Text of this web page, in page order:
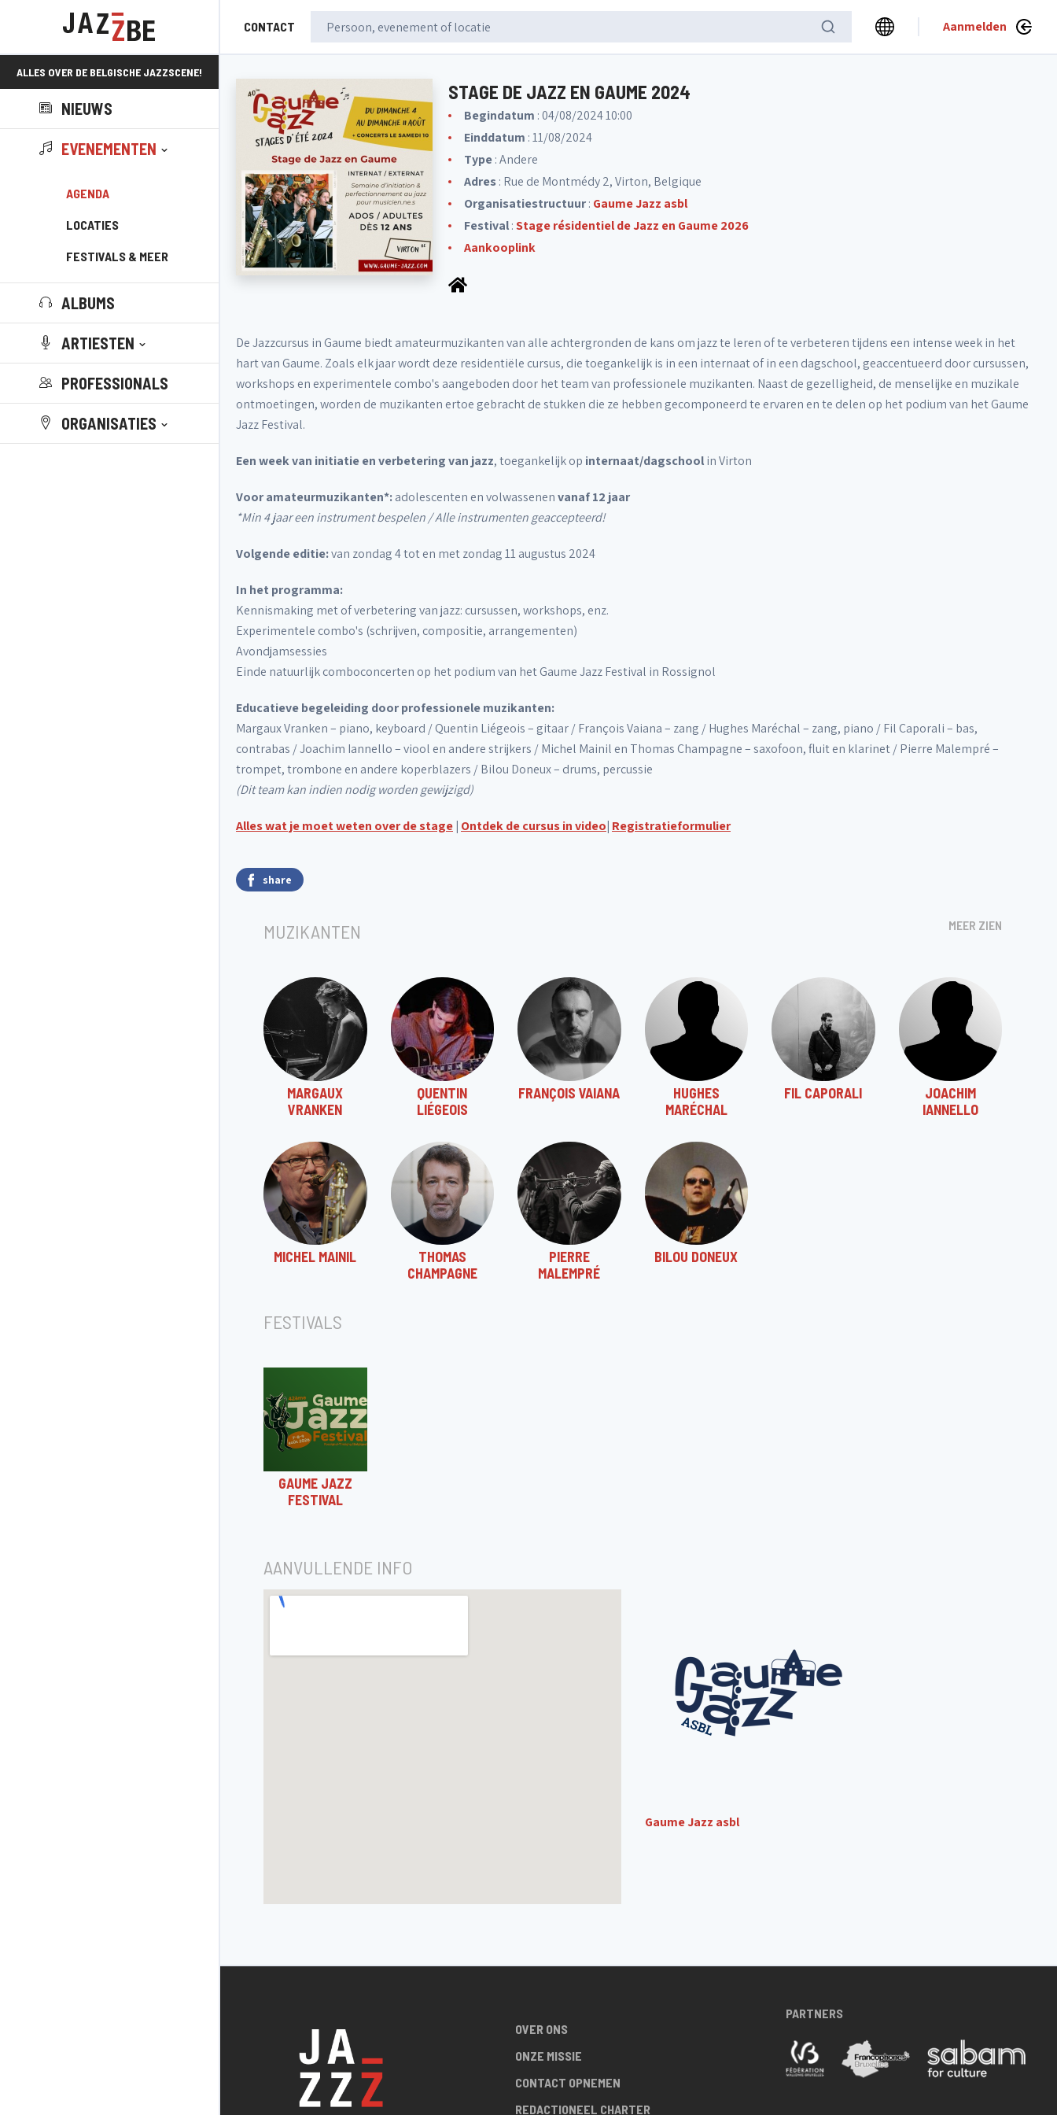
CONTACT Aanmelden
ALLES OVER DE BELGISCHE JAZZSCENE!
NIEUWS
EVENEMENTEN
AGENDA
LOCATIES
FESTIVALS & MEER
ALBUMS
ARTIESTEN
PROFESSIONALS
ORGANISATIES
STAGE DE JAZZ EN GAUME 2024
Begindatum : 04/08/2024 10:00
Einddatum : 11/08/2024
Type: Andere
Adres: Rue de Montmédy 2, Virton, Belgique
Organisatiestructuur: Gaume Jazz asbl
Festival:Stage résidentiel de Jazz en Gaume 2026
Aankooplink
De Jazzcursus in Gaume biedt amateurmuzikanten van alle achtergronden de kans om jazz te leren of te verbeteren tijdens een intense week in het
hart van Gaume. Zoals elk jaar wordt deze residentiële cursus, die toegankelijk is in een internaat of in een dagschool, geaccentueerd door cursussen,
workshops en experimentele combo's aangeboden door het team van professionele muzikanten. Naast de gezelligheid, de menselijke en muzikale
ontmoetingen, worden de muzikanten ertoe gebracht de stukken die ze hebben gecomponeerd te ervaren en te delen op het podium van het Gaume
Jazz Festival.
Een week van initiatie en verbetering van jazz, toegankelijk op internaat/dagschoolin Virton
Voor amateurmuzikanten*:adolescenten en volwassenenvanaf 12 jaar
*Min 4 jaar een instrument bespelen / Alle instrumenten geaccepteerd!
Volgende editie:van zondag 4 tot en met zondag 11 augustus 2024
In het programma:
Kennismaking met of verbetering van jazz: cursussen, workshops, enz.
Experimentele combo's (schrijven, compositie, arrangementen)
Avondjamsessies
Einde natuurlijk comboconcerten op het podium van het Gaume Jazz Festival in Rossignol
Educatieve begeleiding door professionele muzikanten:
Margaux Vranken – piano, keyboard / Quentin Liégeois – gitaar / François Vaiana – zang / Hughes Maréchal – zang, piano / Fil Caporali – bas,
contrabas / Joachim Iannello – viool en andere strijkers / Michel Mainil en Thomas Champagne – saxofoon, fluit en klarinet / Pierre Malempré –
trompet, trombone en andere koperblazers / Bilou Doneux – drums, percussie
(Dit team kan indien nodig worden gewijzigd)
Alles wat je moet weten over de stage| Ontdek de cursus in video| Registratieformulier
share
MUZIKANTEN MEER ZIEN
MARGAUX
VRANKEN
QUENTIN
LIÉGEOIS
FRANÇOIS VAIANA
HUGHES
MARÉCHAL
FIL CAPORALI
JOACHIM
IANNELLO
MICHEL MAINIL
THOMAS
CHAMPAGNE
PIERRE
MALEMPRÉ
BILOU DONEUX
FESTIVALS
GAUME JAZZ
FESTIVAL
AANVULLENDE INFO
Gaume Jazz asbl
OVER ONS
ONZE MISSIE
CONTACT OPNEMEN
REDACTIONEEL CHARTER
PARTNERS